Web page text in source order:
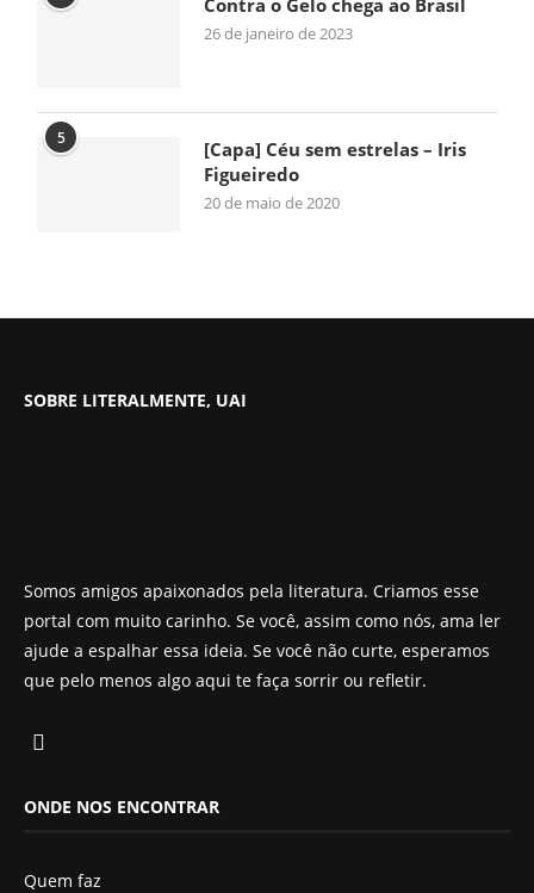
Contra o Gelo chega ao Brasil
26 de janeiro de 2023
5
[Capa] Céu sem estrelas – Iris
Figueiredo
20 de maio de 2020
SOBRE LITERALMENTE, UAI
Somos amigos apaixonados pela literatura. Criamos esse
portal com muito carinho. Se você, assim como nós, ama ler
ajude a espalhar essa ideia. Se você não curte, esperamos
que pelo menos algo aqui te faça sorrir ou refletir.
ONDE NOS ENCONTRAR
Quem faz